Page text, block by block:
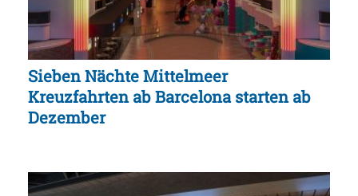
Sieben Nächte Mittelmeer
Kreuzfahrten ab Barcelona starten ab
Dezember